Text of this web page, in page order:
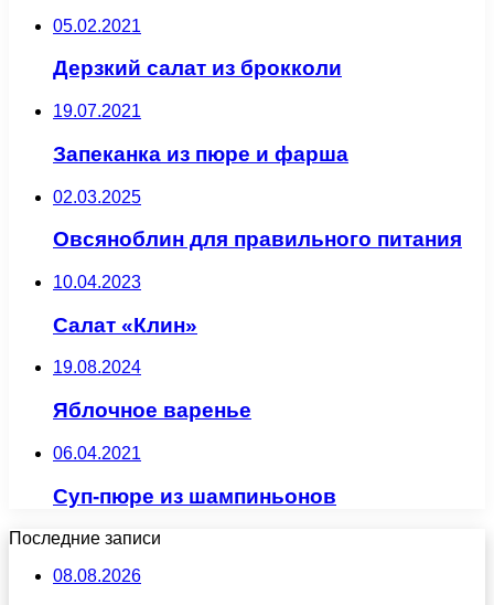
05.02.2021
Дерзкий салат из брокколи
19.07.2021
Запеканка из пюре и фарша
02.03.2025
Овсяноблин для правильного питания
10.04.2023
Салат «Клин»
19.08.2024
Яблочное варенье
06.04.2021
Суп-пюре из шампиньонов
Последние записи
08.08.2026